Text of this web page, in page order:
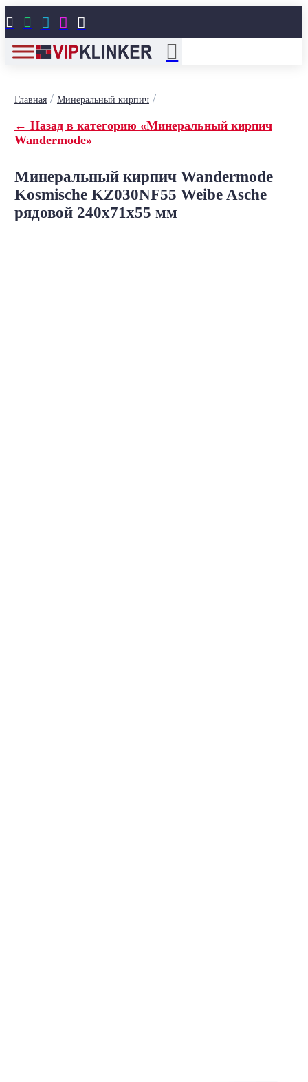
    
Главная/ Минеральный кирпич/
← Назад в категорию «Минеральный кирпич
Wandermode»
Минеральный кирпич Wandermode
Kosmische KZ030NF55 Weibe Asche
рядовой 240x71x55 мм